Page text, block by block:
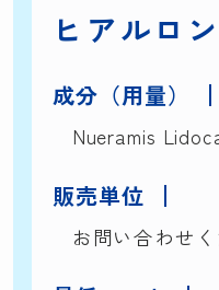
ヒアルロ
成分（用量）
Nueramis
販売単位
お問い合わせ